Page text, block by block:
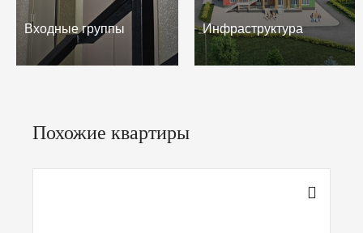
Входные группы Инфраструктура
Похожие квартиры